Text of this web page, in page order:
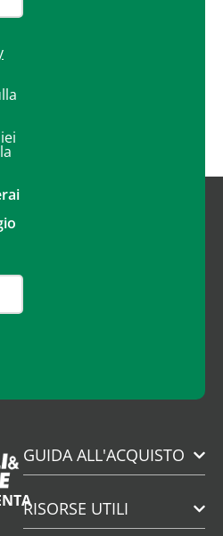
GUIDA ALL'ACQUISTO
RISORSE UTILI